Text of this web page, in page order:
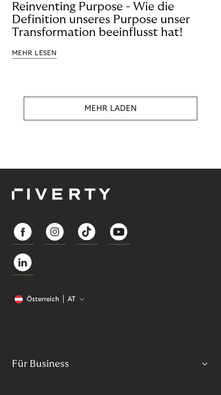
Reinventing Purpose - Wie die
Definition unseres Purpose unser
Transformation beeinflusst hat!
MEHR LESEN
MEHR LADEN
Österreich AT
Für Business